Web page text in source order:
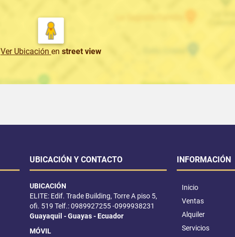
Ver Ubicación en street view
UBICACIÓN Y CONTACTO
UBICACIÓN
ELITE: Edif. Trade Building, Torre A piso 5,
ofi. 519 Telf.: 0989927255 -0999938231
Guayaquil - Guayas - Ecuador
MÓVIL
INFORMACIÓN
Inicio
Ventas
Alquiler
Servicios